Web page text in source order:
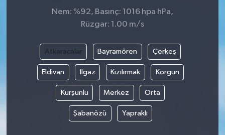
Nem: %92, Basınç: 1016 hpa hPa,
Rüzgar: 1.00 m/s
Atkaracalar Bayramören Çerkeş
Eldivan Ilgaz Kızılırmak Korgun
Kurşunlu Merkez Orta
Şabanözü Yapraklı